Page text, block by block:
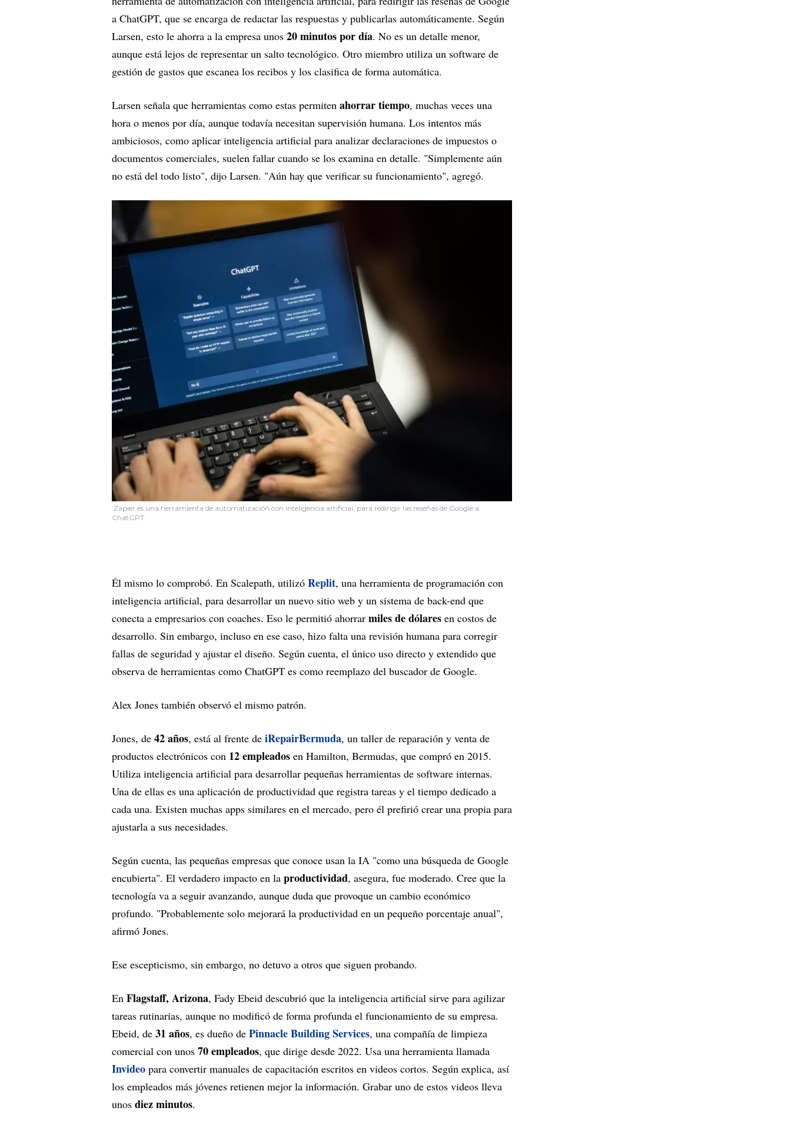
a ChatGPT, que se encarga de redactar las respuestas y publicarlas automáticamente. Según
Larsen, esto le ahorra a la empresa unos 20 minutos por día. No es un detalle menor,
aunque está lejos de representar un salto tecnológico. Otro miembro utiliza un software de
gestión de gastos que escanea los recibos y los clasifica de forma automática.
Larsen señala que herramientas como estas permiten ahorrar tiempo, muchas veces una
hora o menos por día, aunque todavía necesitan supervisión humana. Los intentos más
ambiciosos, como aplicar inteligencia artificial para analizar declaraciones de impuestos o
documentos comerciales, suelen fallar cuando se los examina en detalle. "Simplemente aún
no está del todo listo", dijo Larsen. "Aún hay que verificar su funcionamiento", agregó.
Zapier es una herramienta de automatización con inteligencia artificial, para redirigir las reseñas de Google a
ChatGPT.
Él mismo lo comprobó. En Scalepath, utilizó Replit, una herramienta de programación con
inteligencia artificial, para desarrollar un nuevo sitio web y un sistema de back-end que
conecta a empresarios con coaches. Eso le permitió ahorrar miles de dólares en costos de
desarrollo. Sin embargo, incluso en ese caso, hizo falta una revisión humana para corregir
fallas de seguridad y ajustar el diseño. Según cuenta, el único uso directo y extendido que
observa de herramientas como ChatGPT es como reemplazo del buscador de Google.
Alex Jones también observó el mismo patrón.
Jones, de 42 años, está al frente de iRepairBermuda, un taller de reparación y venta de
productos electrónicos con 12 empleados en Hamilton, Bermudas, que compró en 2015.
Utiliza inteligencia artificial para desarrollar pequeñas herramientas de software internas.
Una de ellas es una aplicación de productividad que registra tareas y el tiempo dedicado a
cada una. Existen muchas apps similares en el mercado, pero él prefirió crear una propia para
ajustarla a sus necesidades.
Según cuenta, las pequeñas empresas que conoce usan la IA "como una búsqueda de Google
encubierta". El verdadero impacto en la productividad, asegura, fue moderado. Cree que la
tecnología va a seguir avanzando, aunque duda que provoque un cambio económico
profundo. "Probablemente solo mejorará la productividad en un pequeño porcentaje anual",
afirmó Jones.
Ese escepticismo, sin embargo, no detuvo a otros que siguen probando.
En Flagstaff, Arizona, Fady Ebeid descubrió que la inteligencia artificial sirve para agilizar
tareas rutinarias, aunque no modificó de forma profunda el funcionamiento de su empresa.
Ebeid, de 31 años, es dueño de Pinnacle Building Services, una compañía de limpieza
comercial con unos 70 empleados, que dirige desde 2022. Usa una herramienta llamada
Invideo para convertir manuales de capacitación escritos en videos cortos. Según explica, así
los empleados más jóvenes retienen mejor la información. Grabar uno de estos videos lleva
unos diez minutos.